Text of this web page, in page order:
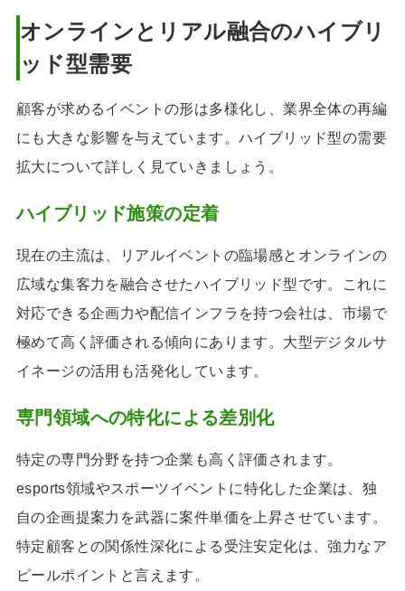
オンラインとリアル融合のハイブリ
ッド型需要
顧客が求めるイベントの形は多様化し、業界全体の再編
にも大きな影響を与えています。ハイブリッド型の需要
拡大について詳しく見ていきましょう。
ハイブリッド施策の定着
現在の主流は、リアルイベントの臨場感とオンラインの
広域な集客力を融合させたハイブリッド型です。これに
対応できる企画力や配信インフラを持つ会社は、市場で
極めて高く評価される傾向にあります。大型デジタルサ
イネージの活用も活発化しています。
専門領域への特化による差別化
特定の専門分野を持つ企業も高く評価されます。
esports領域やスポーツイベントに特化した企業は、独
自の企画提案力を武器に案件単価を上昇させています。
特定顧客との関係性深化による受注安定化は、強力なア
ピールポイントと言えます。